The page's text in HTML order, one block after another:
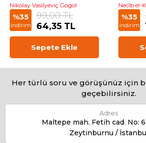
Nikolay Vasilyeviç Gogol
%35
indirim
99,00 TL
64,35 TL
Sepete Ekle
Necîb el-
%35
indirim
Her türlü soru ve görüşünüz için
geçebilirsiniz.
Adres
Maltepe mah. Fetih cad. No:
Zeytinburnu /